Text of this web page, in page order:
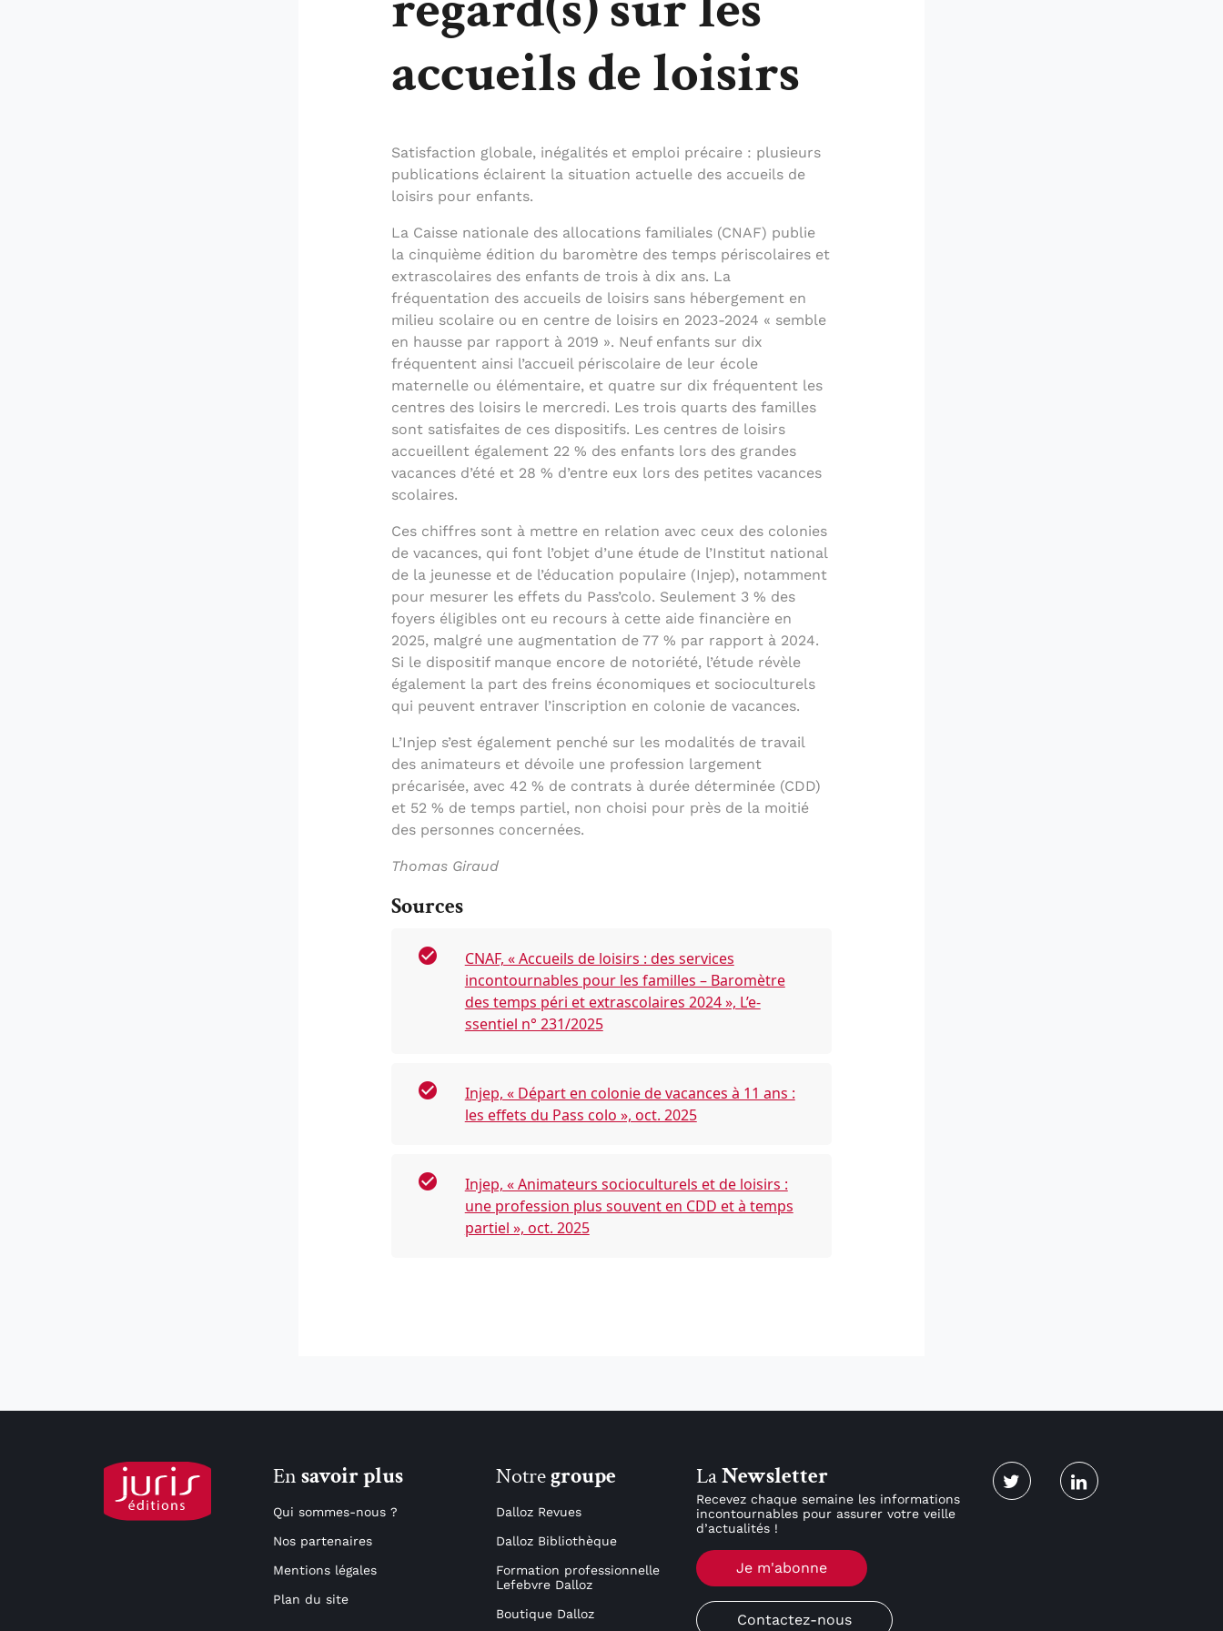
accueils de loisirs
Satisfaction globale, inégalités et emploi précaire : plusieurs
publications éclairent la situation actuelle des accueils de
loisirs pour enfants.
La Caisse nationale des allocations familiales (CNAF) publie
la cinquième édition du baromètre des temps périscolaires et
extrascolaires des enfants de trois à dix ans. La
fréquentation des accueils de loisirs sans hébergement en
milieu scolaire ou en centre de loisirs en 2023-2024 « semble
en hausse par rapport à 2019 ». Neuf enfants sur dix
fréquentent ainsi l’accueil périscolaire de leur école
maternelle ou élémentaire, et quatre sur dix fréquentent les
centres des loisirs le mercredi. Les trois quarts des familles
sont satisfaites de ces dispositifs. Les centres de loisirs
accueillent également 22 % des enfants lors des grandes
vacances d’été et 28 % d’entre eux lors des petites vacances
scolaires.
Ces chiffres sont à mettre en relation avec ceux des colonies
de vacances, qui font l’objet d’une étude de l’Institut national
de la jeunesse et de l’éducation populaire (Injep), notamment
pour mesurer les effets du Pass’colo. Seulement 3 % des
foyers éligibles ont eu recours à cette aide financière en
2025, malgré une augmentation de 77 % par rapport à 2024.
Si le dispositif manque encore de notoriété, l’étude révèle
également la part des freins économiques et socioculturels
qui peuvent entraver l’inscription en colonie de vacances.
L’Injep s’est également penché sur les modalités de travail
des animateurs et dévoile une profession largement
précarisée, avec 42 % de contrats à durée déterminée (CDD)
et 52 % de temps partiel, non choisi pour près de la moitié
des personnes concernées.
Thomas Giraud
Sources
CNAF, « Accueils de loisirs : des services
incontournables pour les familles – Baromètre
des temps péri et extrascolaires 2024 », L’e-
ssentiel n° 231/2025
Injep, « Départ en colonie de vacances à 11 ans :
les effets du Pass colo », oct. 2025
Injep, « Animateurs socioculturels et de loisirs :
une profession plus souvent en CDD et à temps
partiel », oct. 2025
Ensavoir plus
Qui sommes-nous ?
Nos partenaires
Mentions légales
Plan du site
Notregroupe
Dalloz Revues
Dalloz Bibliothèque
Formation professionnelle
Lefebvre Dalloz
Boutique Dalloz
LaNewsletter
Recevez chaque semaine les informations
incontournables pour assurer votre veille
d’actualités !
Je m'abonne
Contactez-nous